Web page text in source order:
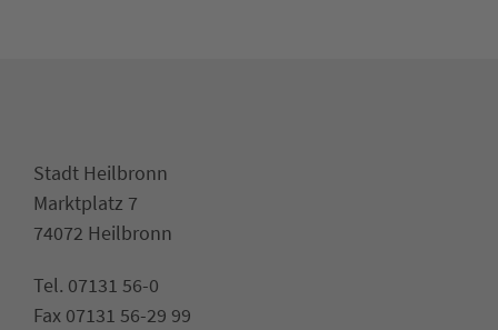
Stadt Heilbronn
Marktplatz 7
74072 Heilbronn
Tel. 07131 56-0
Fax 07131 56-29 99